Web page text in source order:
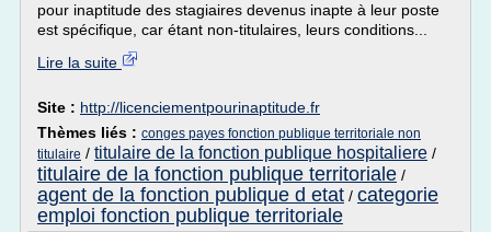
pour inaptitude des stagiaires devenus inapte à leur poste
est spécifique, car étant non-titulaires, leurs conditions...
Lire la suite
Site : http://licenciementpourinaptitude.fr
Thèmes liés : conges payes fonction publique territoriale non
titulaire / titulaire de la fonction publique hospitaliere /
titulaire de la fonction publique territoriale /
agent de la fonction publique d etat / categorie
emploi fonction publique territoriale